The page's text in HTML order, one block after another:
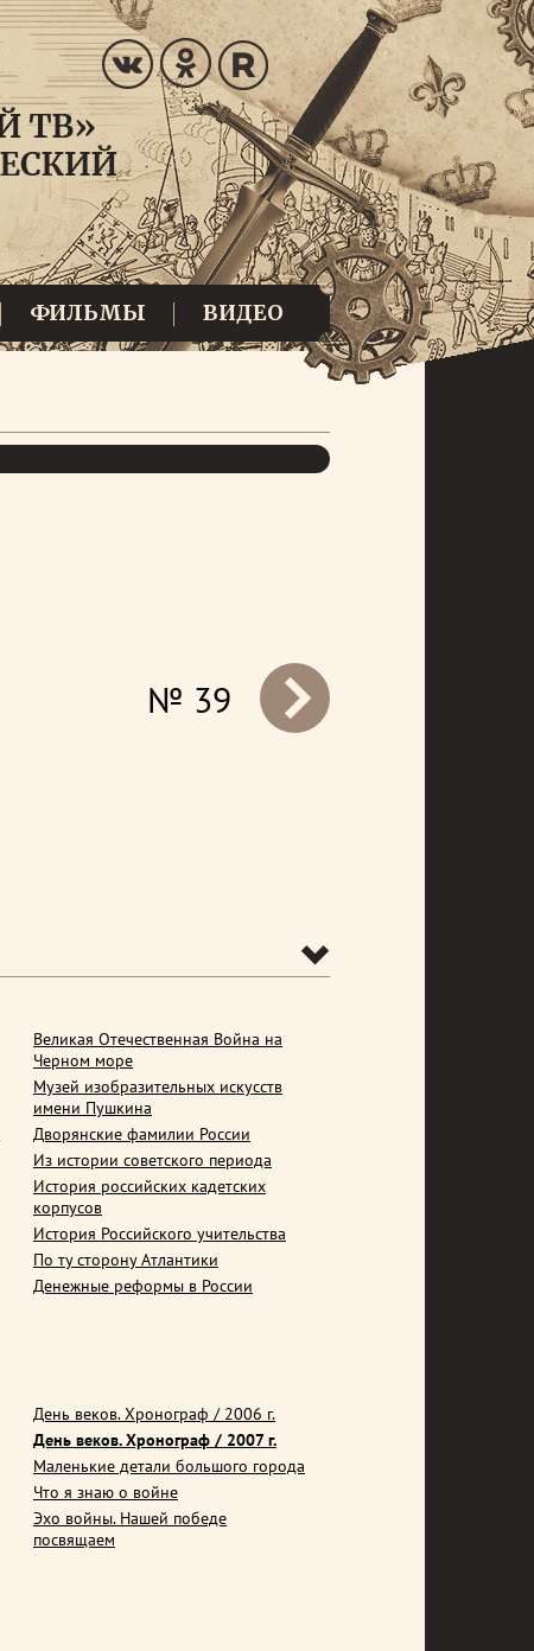
ФИЛЬМЫ ВИДЕО
prev
№ 39
Великая Отечественная Война на
Черном море
Музей изобразительных искусств
имени Пушкина
Дворянские фамилии России
Из истории советского периода
История российских кадетских
корпусов
История Российского учительства
По ту сторону Атлантики
Денежные реформы в России
День веков. Хронограф / 2006 г.
День веков. Хронограф / 2007 г.
Маленькие детали большого города
Что я знаю о войне
Эхо войны. Нашей победе
посвящаем